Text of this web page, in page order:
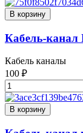
В корзину
Кабель-
Кабель каналы
100 ₽
В корзину